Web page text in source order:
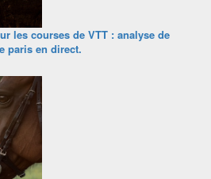
les courses de VTT : analyse de
paris en direct.